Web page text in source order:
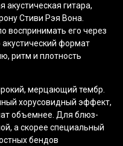
акустическая гитара,
Стиви Рэя Вона.
воспринимать его через
акустический формат
ритм и плотность
мерцающий тембр.
хорусовидный эффект,
объемнее. Для блюз-
а скорее специальный
бендов